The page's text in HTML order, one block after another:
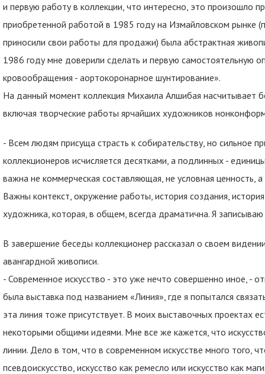
и первую работу в коллекции, что интересно, это произошло
приобретенной работой в 1985 году на Измайловском рынке
приносили свои работы для продажи) была абстрактная
1986 году мне доверили сделать и первую самостоятельную
кровообращения - аортокоронарное шунтирование».
На данный момент коллекция Михаила Алшибая насчитывает
включая творческие работы ярчайших художников
- Всем людям присуща страсть к собирательству, но сильное
коллекционеров исчисляется десятками, а подлинных -
важна не коммерческая составляющая, не условная ценность,
Важны контекст, окружение работы, история создания,
художника, которая, в общем, всегда драматична. Я
В завершение беседы коллекционер рассказал о своем
авангардной живописи.
- Современное искусство - это уже нечто совершенно иное, -
была выставка под названием «Линия», где я попытался
эта линия тоже присутствует. В моих выставочных проектах
некоторыми общими идеями. Мне все же кажется, что
линии. Дело в том, что в современном искусстве много того,
псевдоискусство, искусство как ремесло или искусство как